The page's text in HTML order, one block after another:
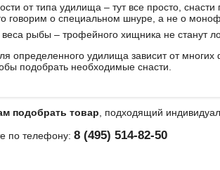
от типа удилища – тут все просто,
говорим о специальном шнуре, а не о
веса рыбы – трофейного хищника не станут
определенного удилища зависит от
подобрать необходимые снасти.
подобрать товар , подходящий
по телефону: 8 (495) 514-82-50